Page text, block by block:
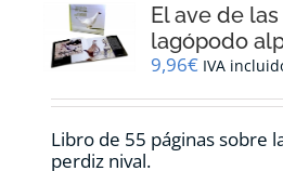
El ave de
lagópodo
9,96€ IVA
Libro de 55 páginas sobre
perdiz nival.